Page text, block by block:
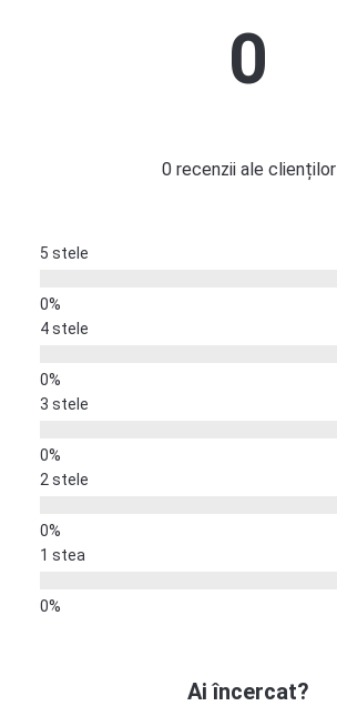
0
0 recenzii ale clienților
5 stele
4 stele
3 stele
2 stele
1 stea
Ai încercat?